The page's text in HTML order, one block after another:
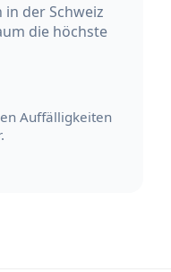
in der Schweiz
die höchste
Auffälligkeiten